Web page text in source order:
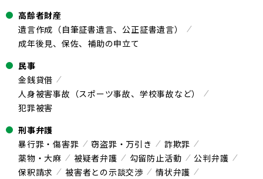
高齢者財産
遺言作成（自筆証書遺言、公正証書遺言）
成年後見、保佐、補助の申立て
民事
金銭貸借
人身被害事故（スポーツ事故、学校事故など）
犯罪被害
刑事弁護
暴行罪・傷害罪
窃盗罪・万引き
詐欺罪
薬物・大麻
被疑者弁護 勾留防止活動
公判弁護
保釈請求
被害者との示談交渉
情状弁護